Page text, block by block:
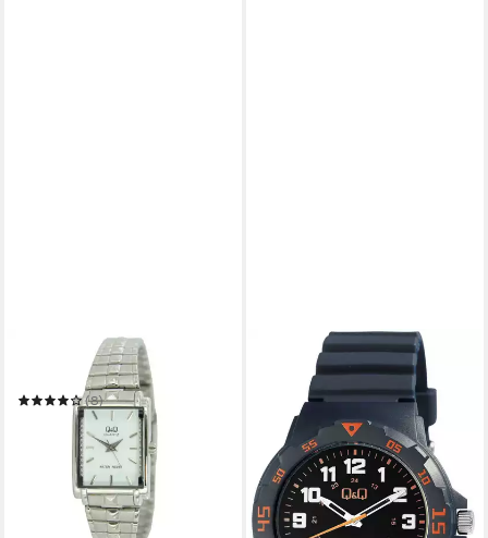
Quarzuhr Q409-201Y
(8)
UVP 49,90 €
in 2-3 Werktagen bei dir